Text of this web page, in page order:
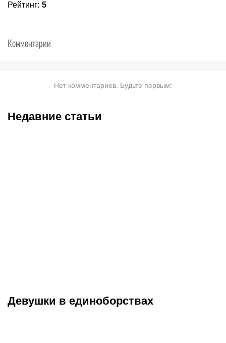
Рейтинг: 5
Комментарии
Нет комментариев. Будьте первым!
Недавние статьи
Девушки в единоборствах